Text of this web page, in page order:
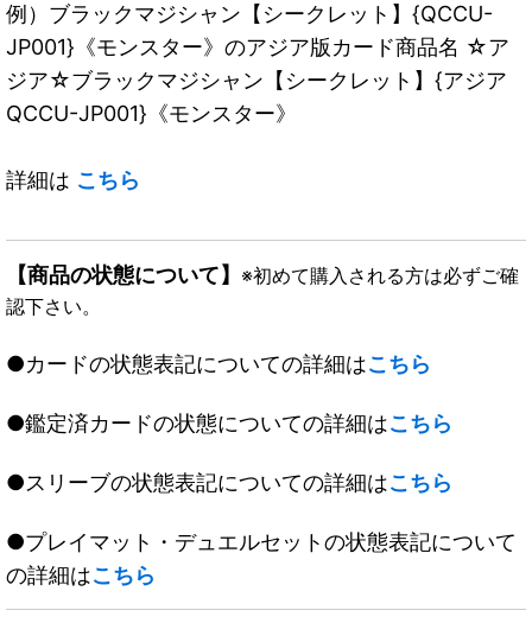
例）ブラックマジシャン【シークレット】{QCCU-
JP001}《モンスター》のアジア版カード商品名 ☆ア
ジア☆ブラックマジシャン【シークレット】{アジア
QCCU-JP001}《モンスター》
詳細は こちら
【商品の状態について】 ※初めて購入される方は必ずご確
認下さい。
●カードの状態表記についての詳細はこちら
●鑑定済カードの状態についての詳細はこちら
●スリーブの状態表記についての詳細はこちら
●プレイマット・デュエルセットの状態表記について
の詳細はこちら